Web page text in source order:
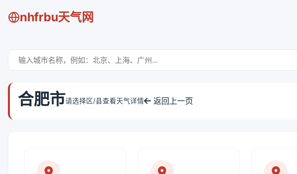
nhfrbu天气网
合肥市请选择区/县查看天气详情 返回上一页